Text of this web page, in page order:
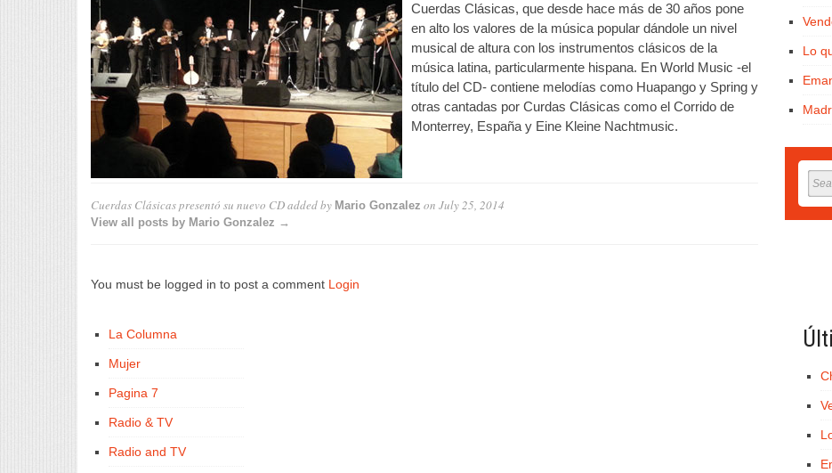
Cuerdas Clásicas, que desde hace más de 30 años pone
en alto los valores de la música popular dándole un nivel
musical de altura con los instrumentos clásicos de la
música latina, particularmente hispana. En World Music -el
título del CD- contiene melodías como Huapango y Spring y
otras cantadas por Curdas Clásicas como el Corrido de
Monterrey, España y Eine Kleine Nachtmusic.
Cuerdas Clásicas presentó su nuevo CDadded by Mario Gonzalez on July 25, 2014
View all posts by Mario Gonzalez →
You must be logged in to post a comment Login
Lo
La Columna
Mujer
Pagina 7
Radio & TV
Radio and TV